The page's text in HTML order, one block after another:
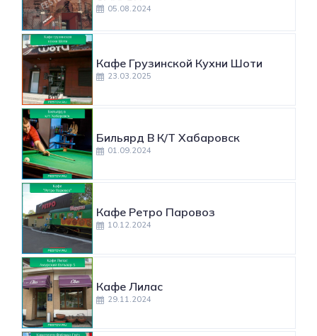
05.08.2024
Кафе Грузинской Кухни Шоти
23.03.2025
Бильярд В К/т Хабаровск
01.09.2024
Кафе Ретро Паровоз
10.12.2024
Кафе Лилас
29.11.2024